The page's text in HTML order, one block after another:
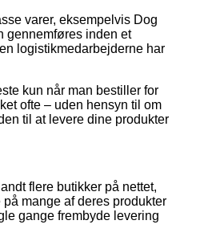
varer, eksempelvis Dog
gennemføres inden et
logistikmedarbejderne har
kun når man bestiller for
ofte – uden hensyn til om
til at levere dine produkter
flere butikker på nettet,
mange af deres produkter
gange frembyde levering